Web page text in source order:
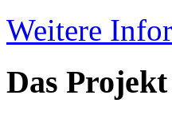
Weitere
Das Projekt